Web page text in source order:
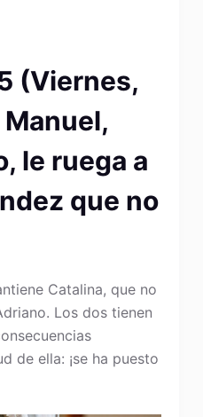
(Viernes,
le ruega a
que no
Catalina, que no
Los dos tienen
de ella: ¡se ha puesto